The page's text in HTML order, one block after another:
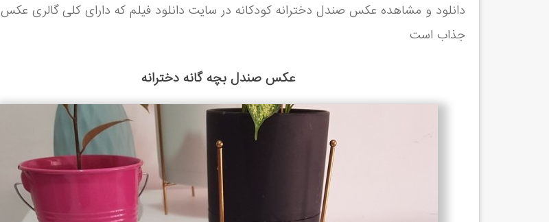
دانلود و مشاهده عکس صندل دخترانه کودکانه در سایت دانلود فیلم که دارای کلی گالری عکس
جذاب است
عکس صندل بچه گانه دخترانه